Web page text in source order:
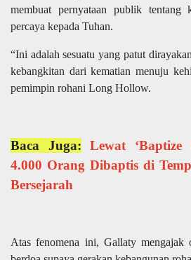
membuat pernyataan publik tentang
percaya kepada Tuhan.
“Ini adalah sesuatu yang patut
kebangkitan dari kematian menuju
pemimpin rohani Long Hollow.
Baca Juga: Lewat
4.000 Orang Dibaptis di
Bersejarah
Atas fenomena ini, Gallaty mengajak